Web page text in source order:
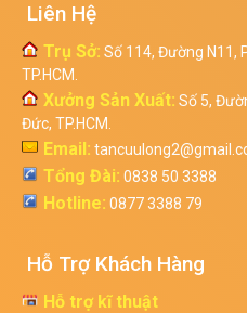
Liên Hệ
Trụ Sở: Số 114, Đường N11,
TP.HCM.
Xưởng Sản Xuất: Số 5,
Đức, TP.HCM.
Email:
Tổng Đài: 0838 50 3388
Hotline: 0877 3388 79
Hỗ Trợ Khách Hàng
Hỗ trợ kĩ thuật